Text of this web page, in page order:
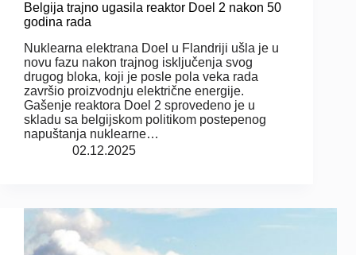
Belgija trajno ugasila reaktor Doel 2 nakon 50
godina rada
Nuklearna elektrana Doel u Flandriji ušla je u
novu fazu nakon trajnog isključenja svog
drugog bloka, koji je posle pola veka rada
završio proizvodnju električne energije.
Gašenje reaktora Doel 2 sprovedeno je u
skladu sa belgijskom politikom postepenog
napuštanja nuklearne…
02.12.2025